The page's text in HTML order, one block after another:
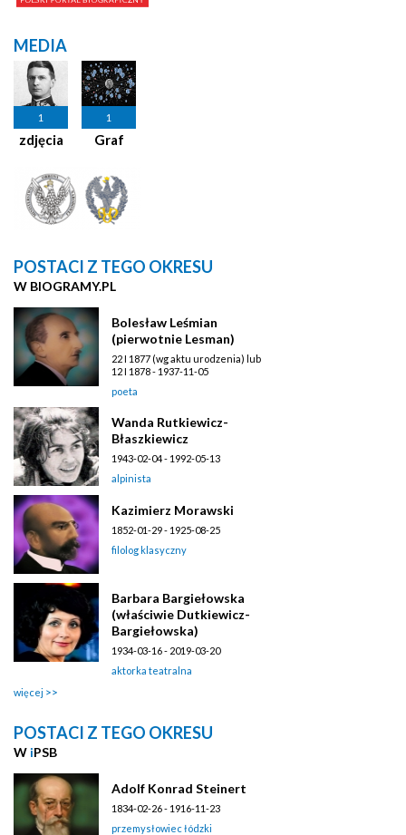
MEDIA
1
zdjęcia
1
Graf
POSTACI Z TEGO OKRESU
W BIOGRAMY.PL
Bolesław Leśmian
(pierwotnie Lesman)
22 I 1877 (wg aktu urodzenia) lub
12 I 1878 - 1937-11-05
poeta
Wanda Rutkiewicz-
Błaszkiewicz
1943-02-04 - 1992-05-13
alpinista
Kazimierz Morawski
1852-01-29 - 1925-08-25
filolog klasyczny
Barbara Bargiełowska
(właściwie Dutkiewicz-
Bargiełowska)
1934-03-16 - 2019-03-20
aktorka teatralna
więcej
POSTACI Z TEGO OKRESU
W iPSB
Adolf Konrad Steinert
1834-02-26 - 1916-11-23
przemysłowiec łódzki